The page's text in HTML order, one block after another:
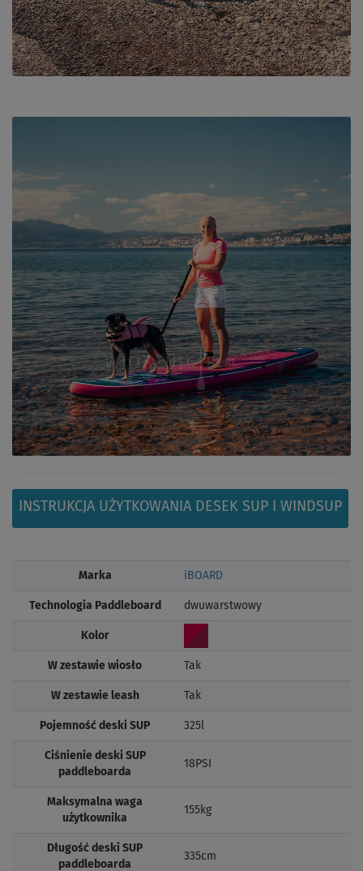
INSTRUKCJA UŻYTKOWANIA DESEK SUP I WINDSUP
Marka iBOARD
Technologia Paddleboard dwuwarstwowy
Kolor
W zestawie wiosło Tak
W zestawie leash Tak
Pojemność deski SUP 325l
Ciśnienie deski SUP
paddleboarda
18PSI
Maksymalna waga
użytkownika
155kg
Długość deski SUP
paddleboarda
335cm